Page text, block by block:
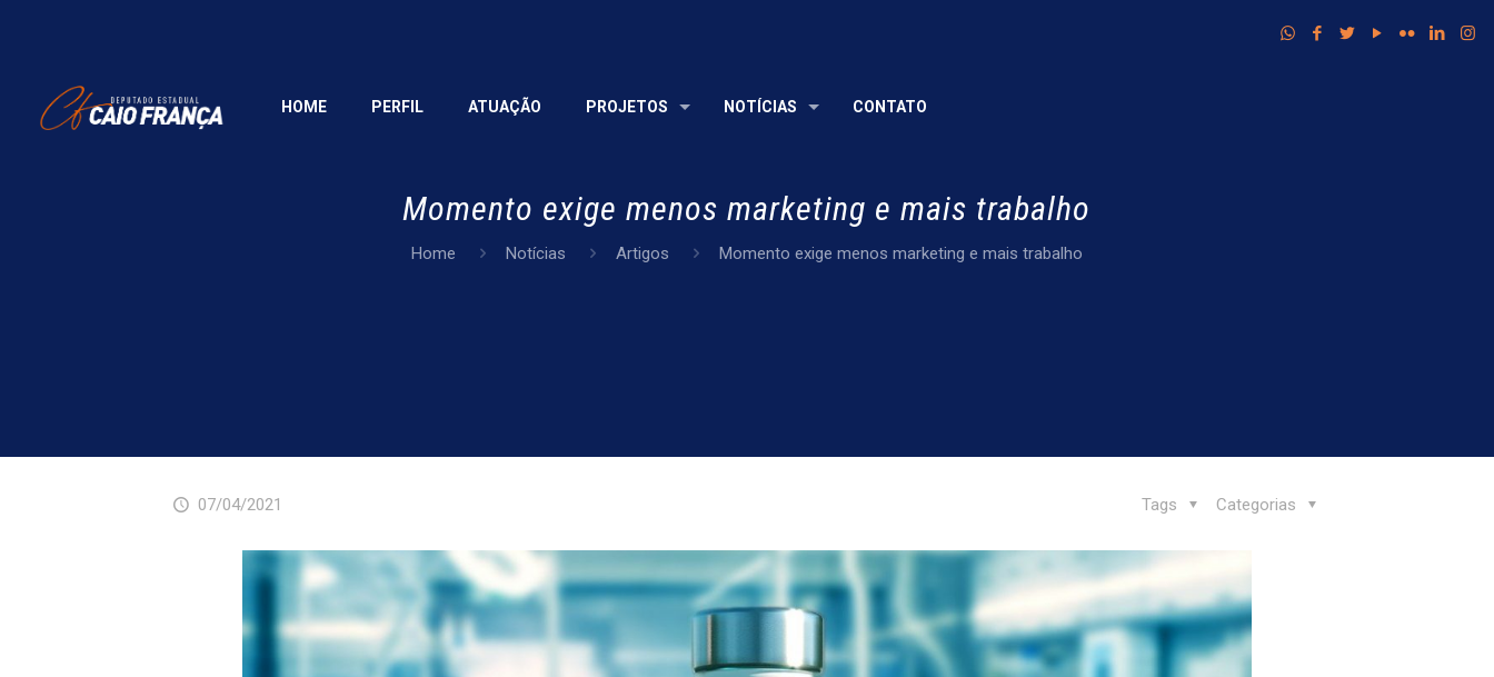
HOME PERFIL ATUAÇÃO PROJETOS NOTÍCIAS CONTATO
Momento exige menos marketing e mais trabalho
Home Notícias Artigos Momento exige menos marketing e mais trabalho
07/04/2021 Categorias
Tags